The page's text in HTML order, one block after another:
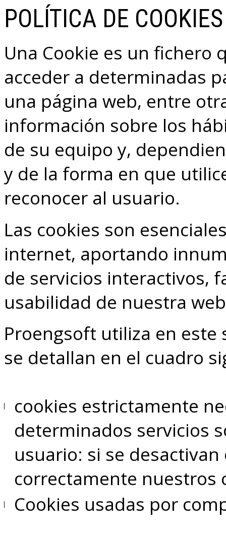
POLÍTICA DE COOKIES
Una Cookie es un fichero
acceder a determinadas
una página web, entre
información sobre los
de su equipo y,
y de la forma en que
reconocer al usuario.
Las cookies son
internet, aportando
de servicios interactivos,
usabilidad de nuestra
Proengsoft utiliza en
se detallan en el cuadro
cookies estrictamente
determinados servicios
usuario: si se
correctamente nuestros
Cookies usadas por